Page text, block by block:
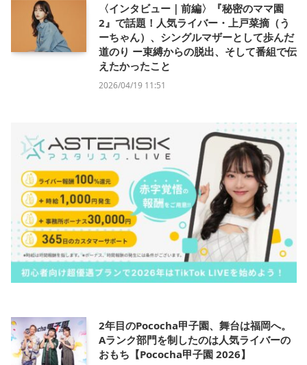
〈インタビュー｜前編〉『秘密のママ園
2』で話題！人気ライバー・上戸菜摘（う
ーちゃん）、シングルマザーとして歩んだ
道のり ー束縛からの脱出、そして番組で伝
えたかったこと
2026/04/19 11:51
2年目のPococha甲子園、舞台は福岡へ。
Aランク部門を制したのは人気ライバーの
おもち【Pococha甲子園 2026】